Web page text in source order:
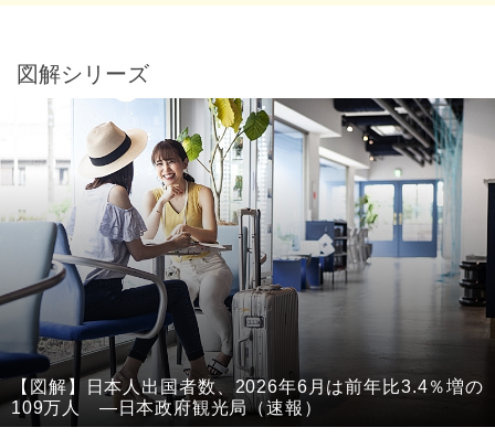
図解シリーズ
【図解】日本人出国者数、2026年6月は前年比3.4％増の
109万人 ―日本政府観光局（速報）